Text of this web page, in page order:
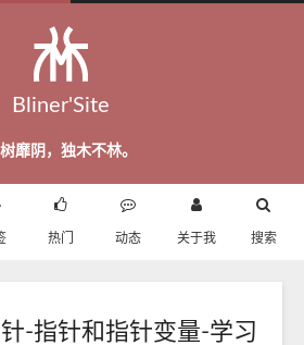
Bliner'Site
靡阴，独木不林。
热门 动态 关于我 搜索
-指针和指针变量-学习